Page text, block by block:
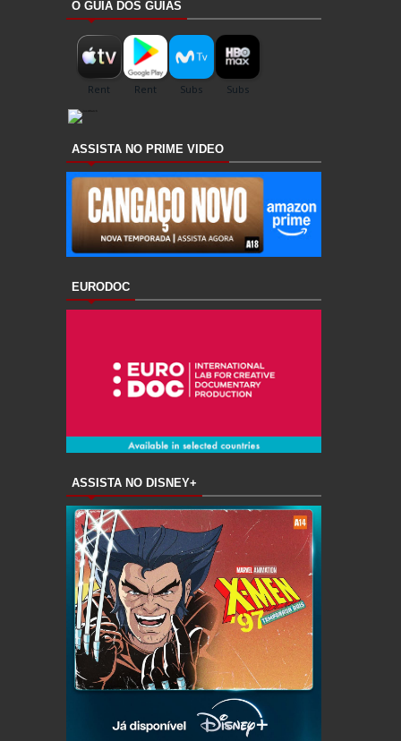
O GUIA DOS GUIAS
ASSISTA NO PRIME VIDEO
EURODOC
ASSISTA NO DISNEY+